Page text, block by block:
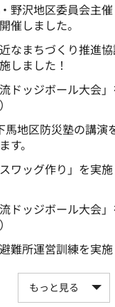
野沢地区委員会主
催しました。
なまちづくり推進
しました！
流ドッジボール大会
馬地区防災塾の講演
す。
スワッグ作り」を実
ドッジボール大会
難所運営訓練を実
もっと見る